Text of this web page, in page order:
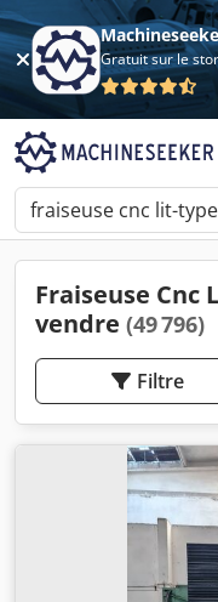
Gratuit sur le
Fraiseuse Cnc
vendre (49 796)
Filtre